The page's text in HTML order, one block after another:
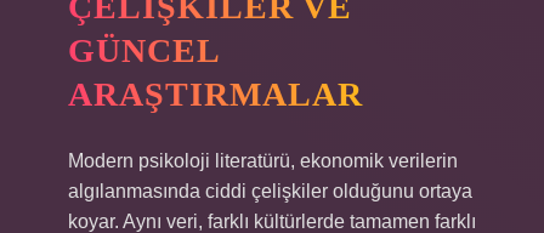
GÜNCEL
ARAŞTIRMALAR
Modern psikoloji literatürü, ekonomik verilerin
algılanmasında ciddi çelişkiler olduğunu ortaya
koyar. Aynı veri, farklı kültürlerde tamamen farklı